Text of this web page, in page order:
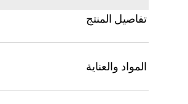
تفاصيل المنتج
المواد والعناية